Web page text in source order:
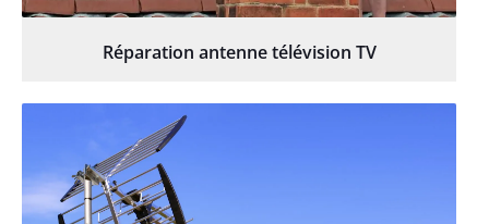
Réparation antenne télévision TV